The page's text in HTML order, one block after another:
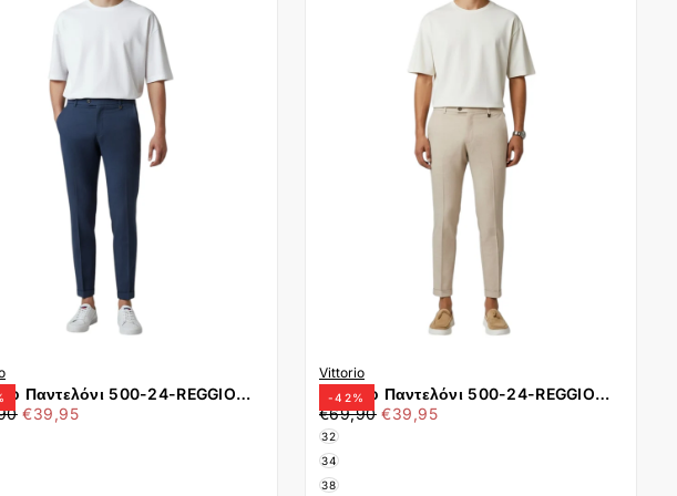
Παντελόνι 500-24-REGGIO
Ελάχιστη
€39,95
Vittorio
Vittorio Παντελόνι 500-24-REGGIO
BEIGE
-42%
€39,95
Τιμή
€69,90 Ελάχιστη
€39,95
32
34
38